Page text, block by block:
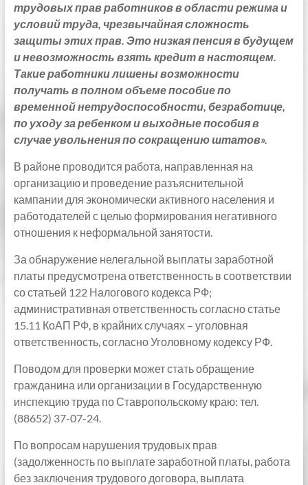
трудовых прав работников в области режима и
условий труда, чрезвычайная сложность
защиты этих прав. Это низкая пенсия в будущем
и невозможность взять кредит в настоящем.
Такие работники лишены возможности
получать в полном объеме пособие по
временной нетрудоспособности, безработице,
по уходу за ребенком и выходные пособия в
случае увольнения по сокращению штатов».
В районе проводится работа, направленная на
организацию и проведение разъяснительной
кампании для экономически активного населения и
работодателей с целью формирования негативного
отношения к неформальной занятости.
За обнаружение нелегальной выплаты заработной
платы предусмотрена ответственность в соответствии
со статьей 122 Налогового кодекса РФ;
административная ответственность согласно статье
15.11 КоАП РФ, в крайних случаях – уголовная
ответственность, согласно Уголовному кодексу РФ.
Поводом для проверки может стать обращение
гражданина или организации в Государственную
инспекцию труда по Ставропольскому краю: тел.
(88652) 37-07-24.
По вопросам нарушения трудовых прав
(задолженность по выплате заработной платы, работа
без заключения трудового договора, выплата